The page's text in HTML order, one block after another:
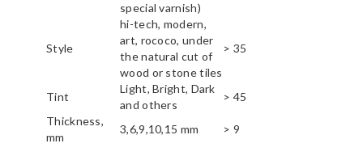
special varnish)
Style
hi-tech, modern,
art, rococo, under
the natural cut of
wood or stone tiles
> 35
Tint
Light, Bright, Dark
and others
> 45
Thickness,
mm
3,6,9,10,15 mm > 9